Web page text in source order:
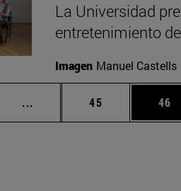
La Universidad
entretenimiento
Imagen Manuel Castells
... Páginas intermedias Use
Página
45 46